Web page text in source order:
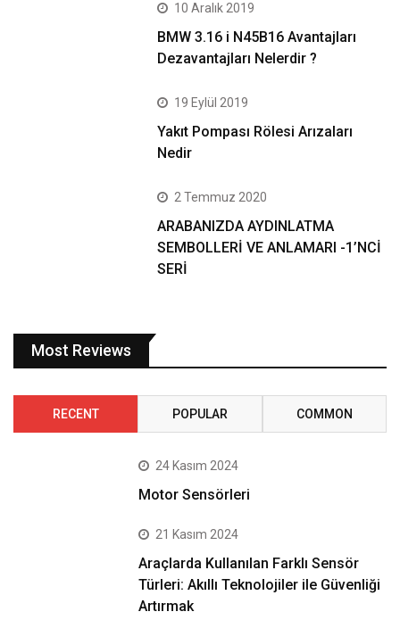
10 Aralık 2019
BMW 3.16 i N45B16 Avantajları
Dezavantajları Nelerdir ?
19 Eylül 2019
Yakıt Pompası Rölesi Arızaları
Nedir
2 Temmuz 2020
ARABANIZDA AYDINLATMA
SEMBOLLERİ VE ANLAMARI -1’NCİ
SERİ
Most Reviews
RECENT POPULAR COMMON
24 Kasım 2024
Motor Sensörleri
21 Kasım 2024
Araçlarda Kullanılan Farklı Sensör
Türleri: Akıllı Teknolojiler ile Güvenliği
Artırmak